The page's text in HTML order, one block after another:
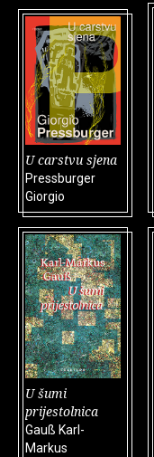
U carstvu sjena
Pressburger
Giorgio
U šumi
prijestolnica
Gauß Karl-
Markus